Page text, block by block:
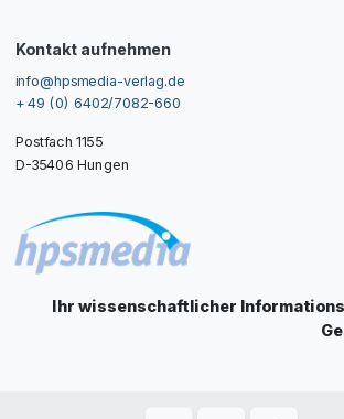
Kontakt aufnehmen
info@hpsmedia-verlag.de
+ 49 (0) 6402/7082-660
Postfach 1155
D-35406 Hungen
Ihr wissenschaftlicher